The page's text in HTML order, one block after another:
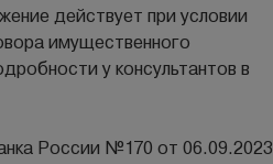
действует при условии
имущественного
у консультантов в
России №170 от 06.09.2023